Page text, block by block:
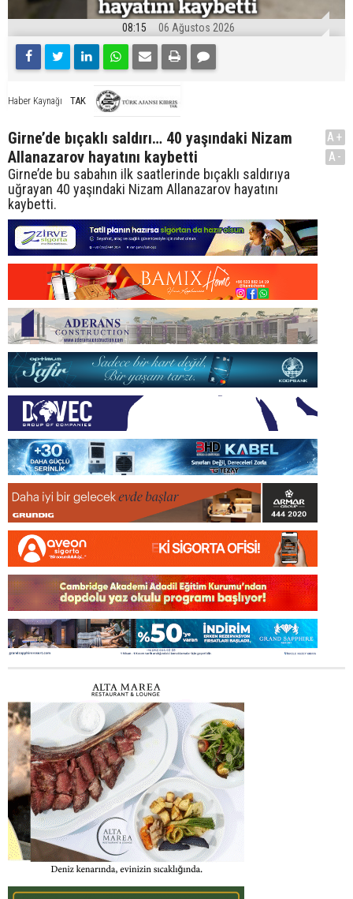
08:15 06 Ağustos 2026
Haber Kaynağı TAK
Girne’de bıçaklı saldırı… 40 yaşındaki Nizam
Allanazarov hayatını kaybetti
Girne’de bu sabahın ilk saatlerinde bıçaklı saldırıya
uğrayan 40 yaşındaki Nizam Allanazarov hayatını
kaybetti.
A+
A-